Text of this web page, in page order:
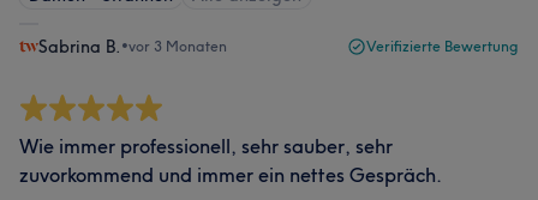
Sabrina B. •vor 3 Monaten Verifizierte Bewertung
Wie immer professionell, sehr sauber, sehr
zuvorkommend und immer ein nettes Gespräch.